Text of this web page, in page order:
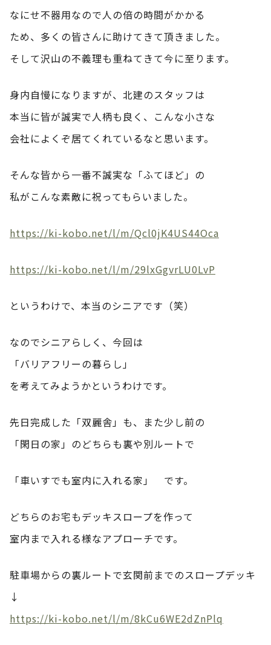
なにせ不器用なので人の倍の時間がかかる
ため、多くの皆さんに助けてきて頂きました。
そして沢山の不義理も重ねてきて今に至ります。
身内自慢になりますが、北建のスタッフは
本当に皆が誠実で人柄も良く、こんな小さな
会社によくぞ居てくれているなと思います。
そんな皆から一番不誠実な「ふてほど」の
私がこんな素敵に祝ってもらいました。
https://ki-kobo.net/l/m/Qcl0jK4US44Oca
https://ki-kobo.net/l/m/29lxGgvrLU0LvP
というわけで、本当のシニアです（笑）
なのでシニアらしく、今回は
「バリアフリーの暮らし」
を考えてみようかというわけです。
先日完成した「双麗舎」も、また少し前の
「閑日の家」のどちらも裏や別ルートで
「車いすでも室内に入れる家」 です。
どちらのお宅もデッキスロープを作って
室内まで入れる様なアプローチです。
駐車場からの裏ルートで玄関前までのスロープデッキ
↓
https://ki-kobo.net/l/m/8kCu6WE2dZnPlq